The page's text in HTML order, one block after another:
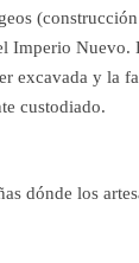
Imperio
excavada y la
custodiado.
dónde los